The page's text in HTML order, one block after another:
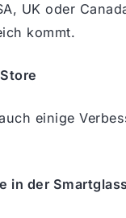
UK oder
kommt.
einige
in der